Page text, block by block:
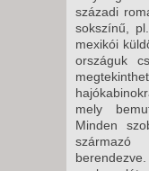
századi
sokszínű,
mexikói
országuk
mely
Minden
származó